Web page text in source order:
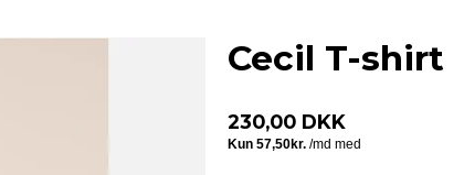
Cecil T-shirt
230,00 DKK